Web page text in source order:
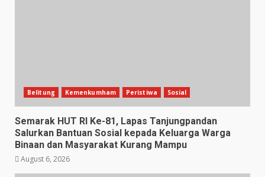
Belitung Kemenkumham Peristiwa Sosial
Semarak HUT RI Ke-81, Lapas Tanjungpandan
Salurkan Bantuan Sosial kepada Keluarga Warga
Binaan dan Masyarakat Kurang Mampu
August 6, 2026